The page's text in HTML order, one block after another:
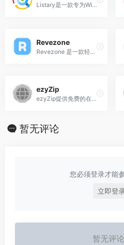
‌Listary‌是一款专为Windows设计的本地搜索软件，旨在提高文件管理和应用程序启动的效率。它通过智能命令和快速搜索功能，替代了Windows传统低效的文件打开/保存对话框，提供了便捷、人性化的文件（夹）定位方式，改善了文件夹切换的效率‌。
Revezone
Revezone 是一款轻量级、本地优先的图形化生产力工具，主要用于构建个人知识管理体系（即“第二大脑”），融合了白板绘图与笔记功能，适合学生、设计师、办公人员等需要高效笔记和图形化思维辅助的用户。
ezyZip
ezyZip提供免费的在线文件压缩、转换和提取服务。轻松压缩和提取存档文件（RAR、7z、GZ 等），以及图像和音频文件。简单、快速、安全的文件管理触手可及。
暂无评论
您必须登录才能
立即登
暂无评